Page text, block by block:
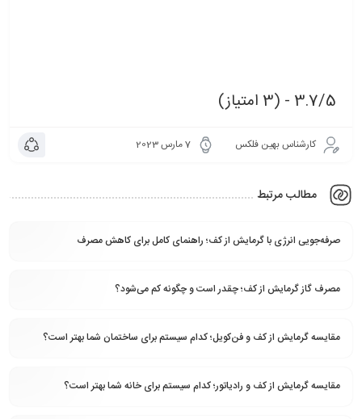
3.7/5 - (3 امتیاز)
کارشناس بهین فلکس 7 مارس 2023
مطالب مرتبط
صرفه‌جویی انرژی با گرمایش از کف؛ راهنمای کامل برای کاهش مصرف
مصرف گاز گرمایش از کف؛ چقدر است و چگونه کم می‌شود؟
مقایسه گرمایش از کف و فن‌کویل؛ کدام سیستم برای ساختمان شما بهتر است؟
مقایسه گرمایش از کف و رادیاتور؛ کدام سیستم برای خانه شما بهتر است؟